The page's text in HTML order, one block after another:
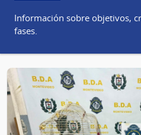
Información sobre objetivos,
fases.